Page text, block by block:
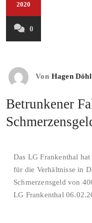
2020
0
Von Hagen Döhl
Betrunkener
Das LG Frankenthal
für die Verhältnisse in
Schmerzensgeld von
LG Frankenthal